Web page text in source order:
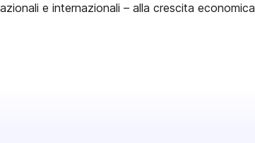
e internazionali – alla crescita